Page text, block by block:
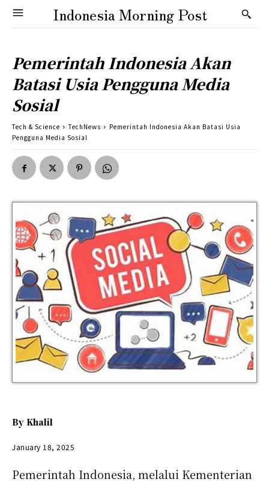
Indonesia Morning Post
Pemerintah Indonesia Akan
Batasi Usia Pengguna Media
Sosial
Tech & Science TechNews
Pemerintah Indonesia Akan Batasi Usia
Pengguna Media Sosial
By Khalil
January 18, 2025
Pemerintah Indonesia, melalui Kementerian